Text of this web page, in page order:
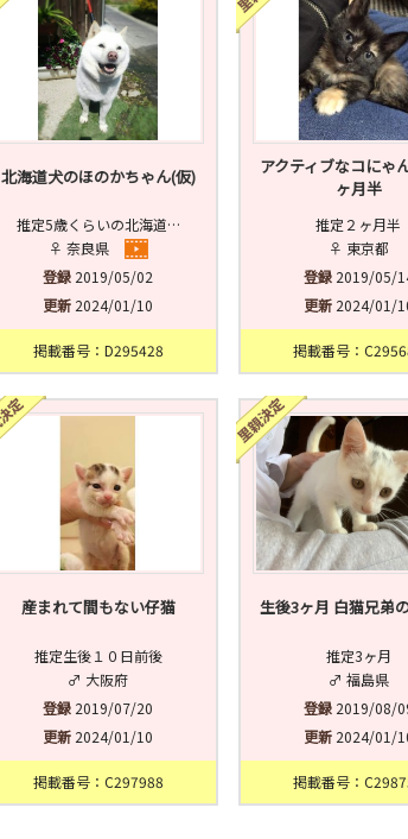
北海道犬のほのかちゃん(仮)
推定5歳くらいの北海道…
♀ 奈良県
登録 2019/05/02
更新 2024/01/10
掲載番号：D295428
アクティブなコにゃ
ヶ月半
推定２ヶ月半
♀ 東京都
登録2019/05/
更新2024/01/
掲載番号：
産まれて間もない仔猫
推定生後１０日前後
♂ 大阪府
登録 2019/07/20
更新 2024/01/10
掲載番号：C297988
生後3ヶ月 白猫兄弟
推定3ヶ月
♂ 福島県
登録2019/08/
更新2024/01/
掲載番号：